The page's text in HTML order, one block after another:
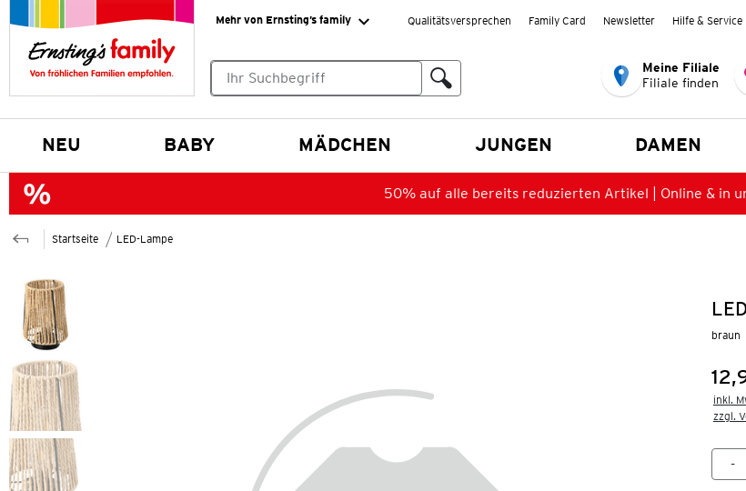
Mehr von Ernsting’s family Qualitätsversprechen Family Card Newsletter Hilfe & Service
Meine Filiale
Filiale finden
NEU BABY MÄDCHEN JUNGEN DAMEN
50% auf alle bereits reduzierten Artikel | Online & in
Startseite LED-Lampe
braun
inkl.
zzgl.